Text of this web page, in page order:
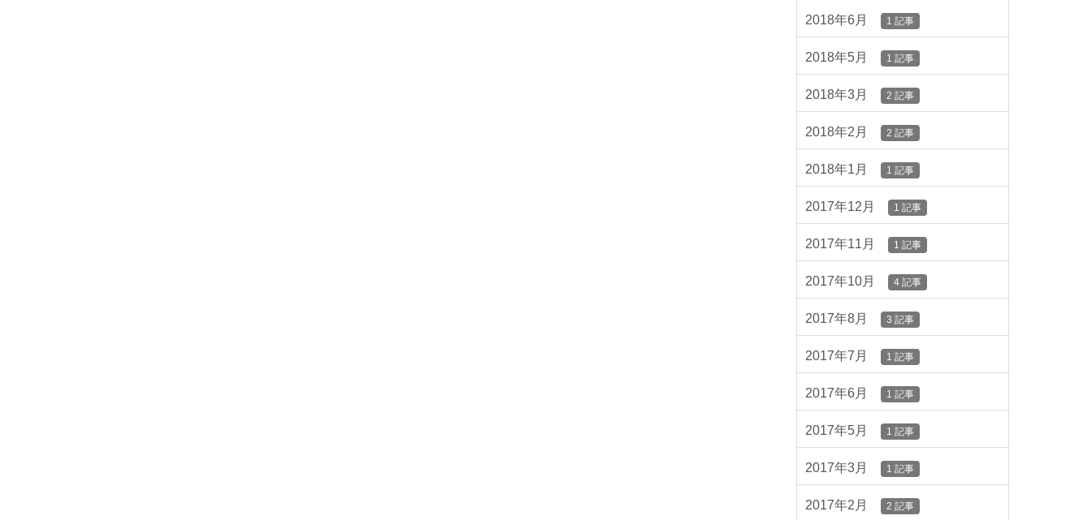
2018年6月 1 記事
2018年5月 1 記事
2018年3月 2 記事
2018年2月 2 記事
2018年1月 1 記事
2017年12月 1 記事
2017年11月 1 記事
2017年10月 4 記事
2017年8月 3 記事
2017年7月 1 記事
2017年6月 1 記事
2017年5月 1 記事
2017年3月 1 記事
2017年2月 2 記事